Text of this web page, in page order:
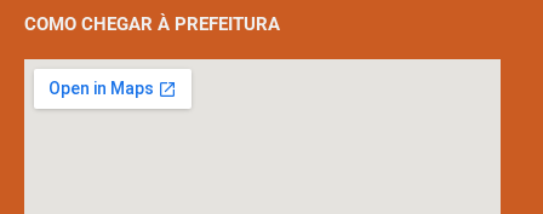
COMO CHEGAR À PREFEITURA